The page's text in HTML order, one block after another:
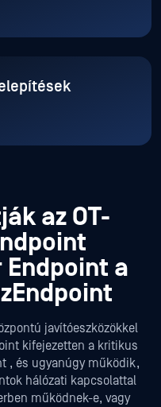
az OT-
a
javítóeszközökkel
kifejezetten a kritikus
, és ugyanúgy működik,
hálózati kapcsolattal
működnek-e, vagy